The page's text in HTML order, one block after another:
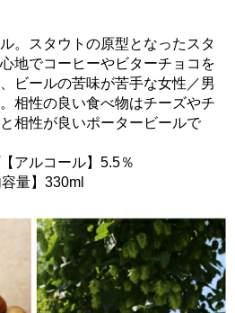
。スタウトの原型となったスタ
地でコーヒーやビターチョコを
ビールの苦味が苦手な女性／男
相性の良い食べ物はチーズやチ
相性が良いポータービールで
アルコール】5.5％
量】330ml